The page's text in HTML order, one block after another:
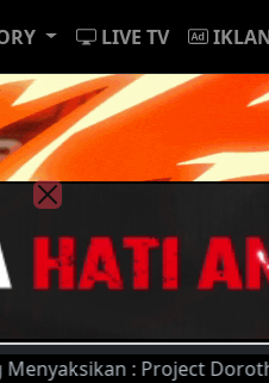
LIVE TV
: Project Dorothy